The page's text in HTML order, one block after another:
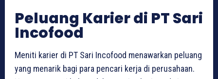
Peluang Karier di PT Sari
Incofood
Meniti karier di PT Sari Incofood menawarkan peluang
yang menarik bagi para pencari kerja di perusahaan.